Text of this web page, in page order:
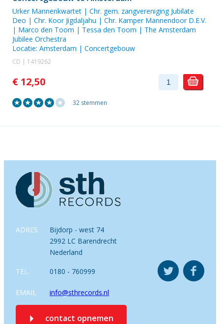
Urker Mannenkwartet | Chr. gem. zangvereniging Jubilate
Deo | Chr. Koor Jigdaljahu | Chr. Kamper Mannendoor D.E.V.
| Marco den Toom | Tessa den Toom | The Amsterdam
Jubilee Orchestra
Locatie: Amsterdam | Concertgebouw
CD | 1419262
€ 12,50
32 stemmen
ADRES
Bijdorp - west 74
2992 LC Barendrecht
Nederland
TEL. 0180 - 760999
EMAIL info@sthrecords.nl
contact opnemen